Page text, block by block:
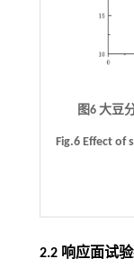
图6 大豆
Fig.6 Effect of
2.2 响应面试